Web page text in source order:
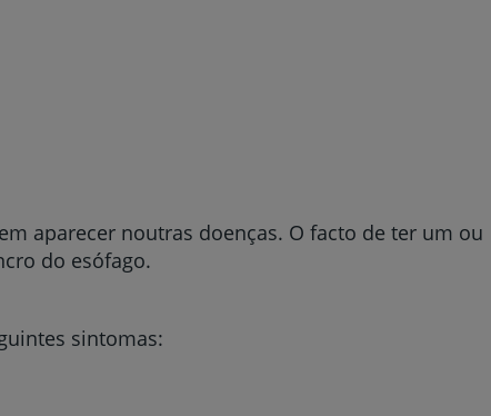
aparecer noutras doenças. O facto de ter um ou
do esófago.
sintomas: